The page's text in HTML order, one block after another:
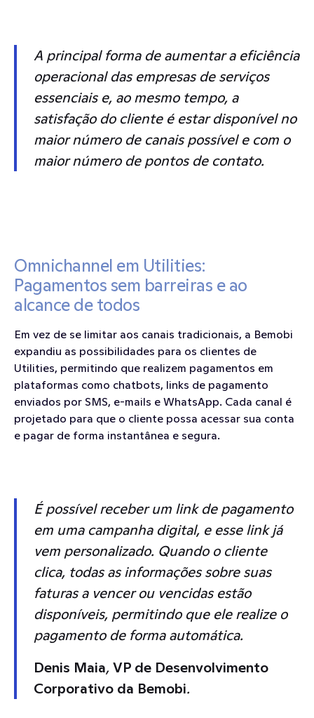
A principal forma de aumentar a eficiência
operacional das empresas de serviços
essenciais e, ao mesmo tempo, a
satisfação do cliente é estar disponível no
maior número de canais possível e com o
maior número de pontos de contato.
Omnichannel em Utilities:
Pagamentos sem barreiras e ao
alcance de todos
Em vez de se limitar aos canais tradicionais, a Bemobi
expandiu as possibilidades para os clientes de
Utilities, permitindo que realizem pagamentos em
plataformas como chatbots, links de pagamento
enviados por SMS, e-mails e WhatsApp. Cada canal é
projetado para que o cliente possa acessar sua conta
e pagar de forma instantânea e segura.
É possível receber um link de pagamento
em uma campanha digital, e esse link já
vem personalizado. Quando o cliente
clica, todas as informações sobre suas
faturas a vencer ou vencidas estão
disponíveis, permitindo que ele realize o
pagamento de forma automática.
Denis Maia, VP de Desenvolvimento
Corporativo da Bemobi.